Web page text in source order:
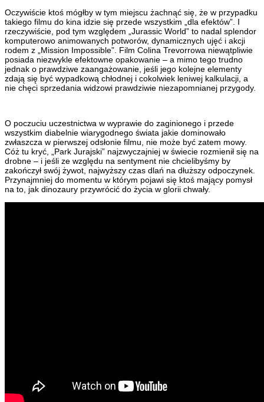
Oczywiście ktoś mógłby w tym miejscu żachnąć się, że w przypadku
takiego filmu do kina idzie się przede wszystkim „dla efektów”. I
rzeczywiście, pod tym względem „Jurassic World” to nadal splendor
komputerowo animowanych potworów, dynamicznych ujęć i akcji
rodem z „Mission Impossible”. Film Colina Trevorrowa niewątpliwie
posiada niezwykle efektowne opakowanie – a mimo tego trudno
jednak o prawdziwe zaangażowanie, jeśli jego kolejne elementy
zdają się być wypadkową chłodnej i cokolwiek leniwej kalkulacji, a
nie chęci sprzedania widzowi prawdziwie niezapomnianej przygody.
O poczuciu uczestnictwa w wyprawie do zaginionego i przede
wszystkim diabelnie wiarygodnego świata jakie dominowało
zwłaszcza w pierwszej odsłonie filmu, nie może być zatem mowy.
Cóż tu kryć, „Park Jurajski” najzwyczajniej w świecie rozmienił się na
drobne – i jeśli ze względu na sentyment nie chcielibyśmy by
zakończył swój żywot, najwyższy czas dlań na dłuższy odpoczynek.
Przynajmniej do momentu w którym pojawi się ktoś mający pomysł
na to, jak dinozaury przywrócić do życia w glorii chwały.